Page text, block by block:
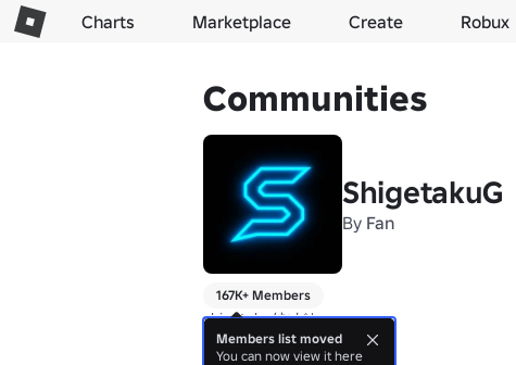
Charts Marketplace Create Robux
Communities
ShigetakuG
By Fan
167K+ Members
shigetaku/むだち
more
Members list moved
You can now view it here